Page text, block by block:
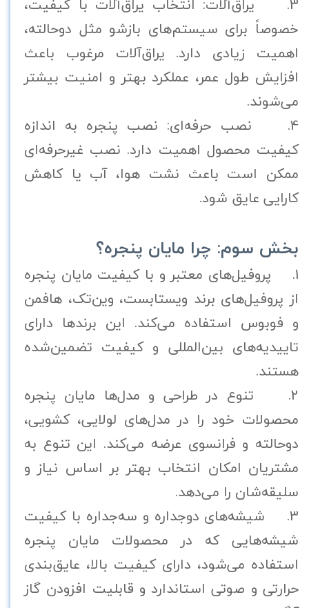
خصوصاً برای سیستم‌های بازشو مثل دوحالته،
اهمیت زیادی دارد. یراق‌آلات مرغوب باعث
افزایش طول عمر، عملکرد بهتر و امنیت بیشتر
می‌شوند.
4. نصب حرفه‌ای: نصب پنجره به اندازه
کیفیت محصول اهمیت دارد. نصب غیرحرفه‌ای
ممکن است باعث نشت هوا، آب یا کاهش
کارایی عایق شود.
بخش سوم: چرا مایان پنجره؟
1. پروفیل‌های معتبر و با کیفیت مایان پنجره
از پروفیل‌های برند ویستابست، وین‌تک، هافمن
و فوبوس استفاده می‌کند. این برندها دارای
تاییدیه‌های بین‌المللی و کیفیت تضمین‌شده
هستند.
2. تنوع در طراحی و مدل‌ها مایان پنجره
محصولات خود را در مدل‌های لولایی، کشویی،
دوحالته و فرانسوی عرضه می‌کند. این تنوع به
مشتریان امکان انتخاب بهتر بر اساس نیاز و
سلیقه‌شان را می‌دهد.
3. شیشه‌های دوجداره و سه‌جداره با کیفیت
شیشه‌هایی که در محصولات مایان پنجره
استفاده می‌شود، دارای کیفیت بالا، عایق‌بندی
حرارتی و صوتی استاندارد و قابلیت افزودن گاز